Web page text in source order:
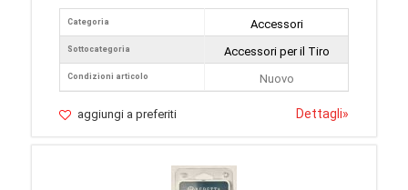
Categoria
Sottocategoria
Condizioni articolo
Accessori
Accessori per il Tiro
Nuovo
aggiungi a preferiti Dettagli»